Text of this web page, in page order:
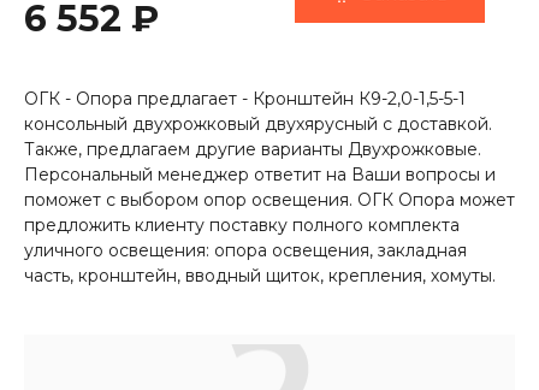
6 552 ₽
ОГК - Опора предлагает - Кронштейн К9-2,0-1,5-5-1
консольный двухрожковый двухярусный с доставкой.
Также, предлагаем другие варианты Двухрожковые.
Персональный менеджер ответит на Ваши вопросы и
поможет с выбором опор освещения. ОГК Опора может
предложить клиенту поставку полного комплекта
уличного освещения: опора освещения, закладная
часть, кронштейн, вводный щиток, крепления, хомуты.